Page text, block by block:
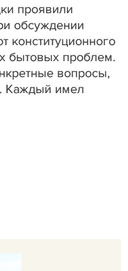
проявили
обсуждении
конституционного
бытовых проблем.
вопросы,
Каждый имел